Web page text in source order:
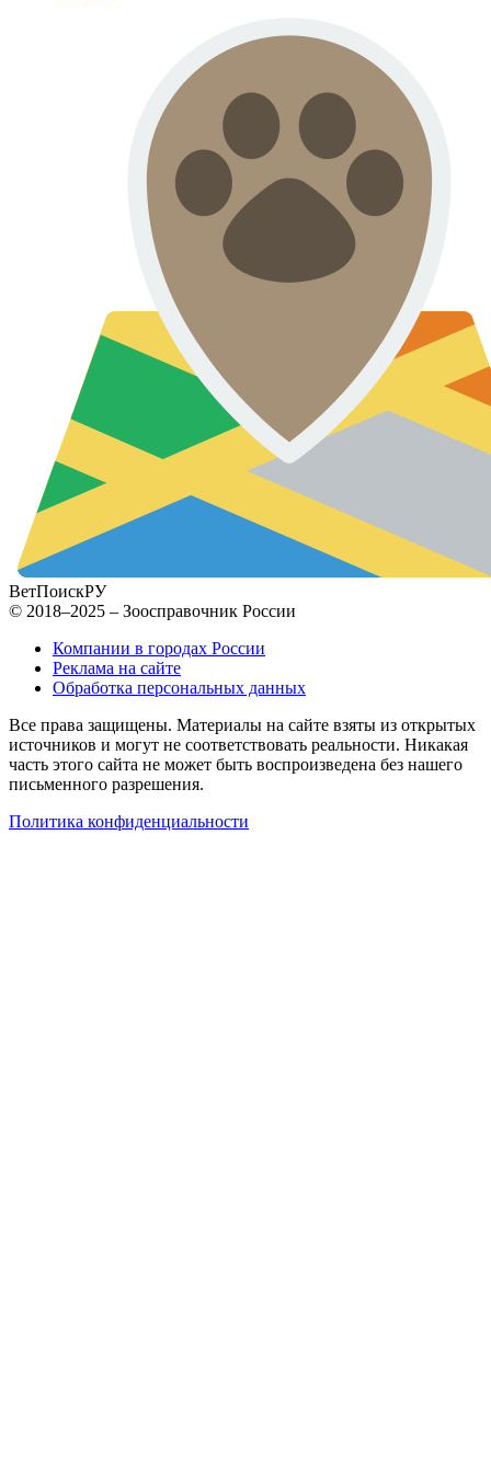
ВетПоискРУ
© 2018–2025 – Зоосправочник России
Компании в городах России
Реклама на сайте
Обработка персональных данных
Все права защищены. Материалы на сайте взяты из открытых
источников и могут не соответствовать реальности. Никакая
часть этого сайта не может быть воспроизведена без нашего
письменного разрешения.
Политика конфиденциальности